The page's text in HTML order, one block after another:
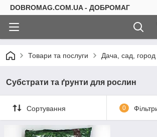
DOBROMAG.COM.UA - ДОБРОМАГ
Товари та послуги Дача, сад, город
Субстрати та ґрунти для рослин
Сортування 0